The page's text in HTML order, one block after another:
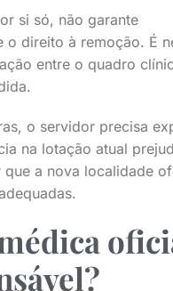
si só, não garante
o direito à remoção. É
entre o quadro
o servidor precisa
na lotação atual
a nova localidade